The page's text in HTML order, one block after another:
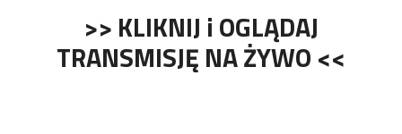
>> KLIKNIJ i OGLĄDAJ
TRANSMISJĘ NA ŻYWO <<